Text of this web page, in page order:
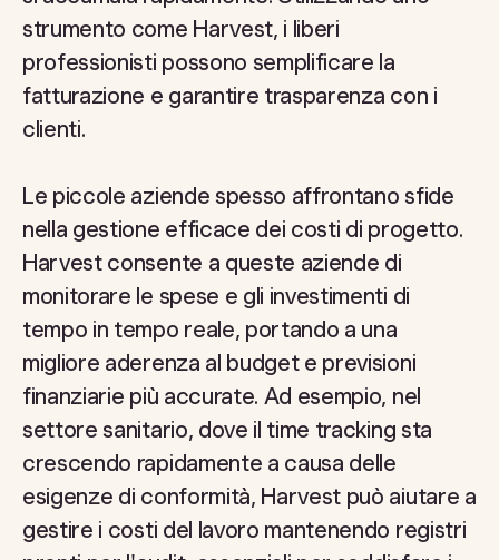
strumento come Harvest, i liberi
professionisti possono semplificare la
fatturazione e garantire trasparenza con i
clienti.
Le piccole aziende spesso affrontano sfide
nella gestione efficace dei costi di progetto.
Harvest consente a queste aziende di
monitorare le spese e gli investimenti di
tempo in tempo reale, portando a una
migliore aderenza al budget e previsioni
finanziarie più accurate. Ad esempio, nel
settore sanitario, dove il time tracking sta
crescendo rapidamente a causa delle
esigenze di conformità, Harvest può aiutare a
gestire i costi del lavoro mantenendo registri